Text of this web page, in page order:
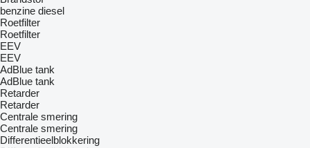
benzine diesel
Roetfilter
Roetfilter
EEV
EEV
AdBlue tank
AdBlue tank
Retarder
Retarder
Centrale smering
Centrale smering
Differentieelblokkering